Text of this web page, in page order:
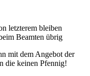
letzterem bleiben
Beamten übrig
mit dem Angebot der
die keinen Pfennig!